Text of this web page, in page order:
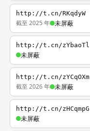
http://t.cn/RKqdyW
截至 2025 年 未屏蔽
http://t.cn/zYbaoTl
未屏蔽
http://t.cn/zYCqOXm
截至 2026 年 未屏蔽
http://t.cn/zHCqmpG
未屏蔽